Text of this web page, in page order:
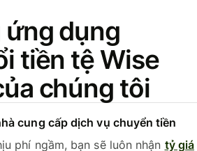
ứng dụng
tiền tệ Wise
chúng tôi
cung cấp dịch vụ chuyển tiền
phí ngầm, bạn sẽ luôn nhận tỷ giá